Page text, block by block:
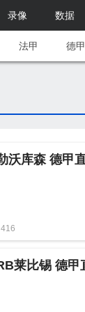
录像 数据
法甲 德甲
416